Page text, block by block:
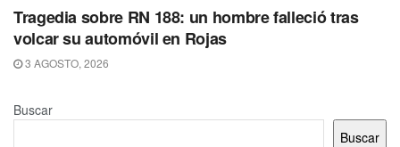
Tragedia sobre RN 188: un hombre falleció tras
volcar su automóvil en Rojas
3 AGOSTO, 2026
Buscar
Buscar